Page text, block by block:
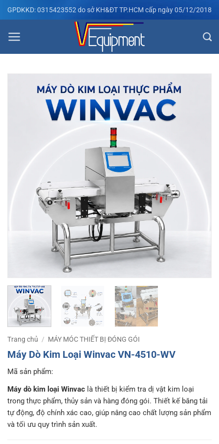
Bỏ
qua
nội
dung
GPDKKD: 0315423552 do sở KH&ĐT TP.HCM cấp ngày 05/12/2018
Trang chủ / MÁY MÓC THIẾT BỊ ĐÓNG GÓI
Máy Dò Kim Loại Winvac VN-4510-WV
Mã sản phẩm:
Máy dò kim loại Winvac là thiết bị kiểm tra dị vật kim loại
trong thực phẩm, thủy sản và hàng đóng gói. Thiết kế băng tải
tự động, độ chính xác cao, giúp nâng cao chất lượng sản phẩm
và tối ưu quy trình sản xuất.